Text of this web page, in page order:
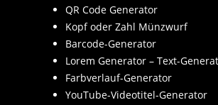
QR Code Generator
Kopf oder Zahl Münzwurf
Barcode-Generator
Lorem Generator – Text-
Farbverlauf-Generator
YouTube-Videotitel-Generator